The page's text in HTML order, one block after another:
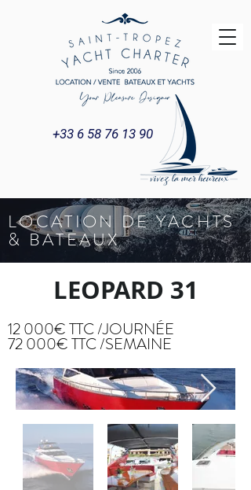
+33 6 58 76 13 90
Title
LEOPARD 31
12 000€ TTC /JOURNÉE
72 000€ TTC /SEMAINE
LOCATION DE YACHTS
& BATEAUX